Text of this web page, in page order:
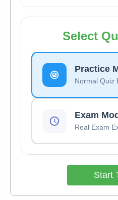
Select
Practice
Normal Quiz
Exam
Real Exam
Start